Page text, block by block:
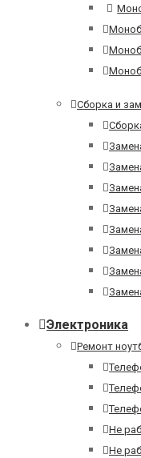
Сборка и
Электроника
Ремонт
Не
Не